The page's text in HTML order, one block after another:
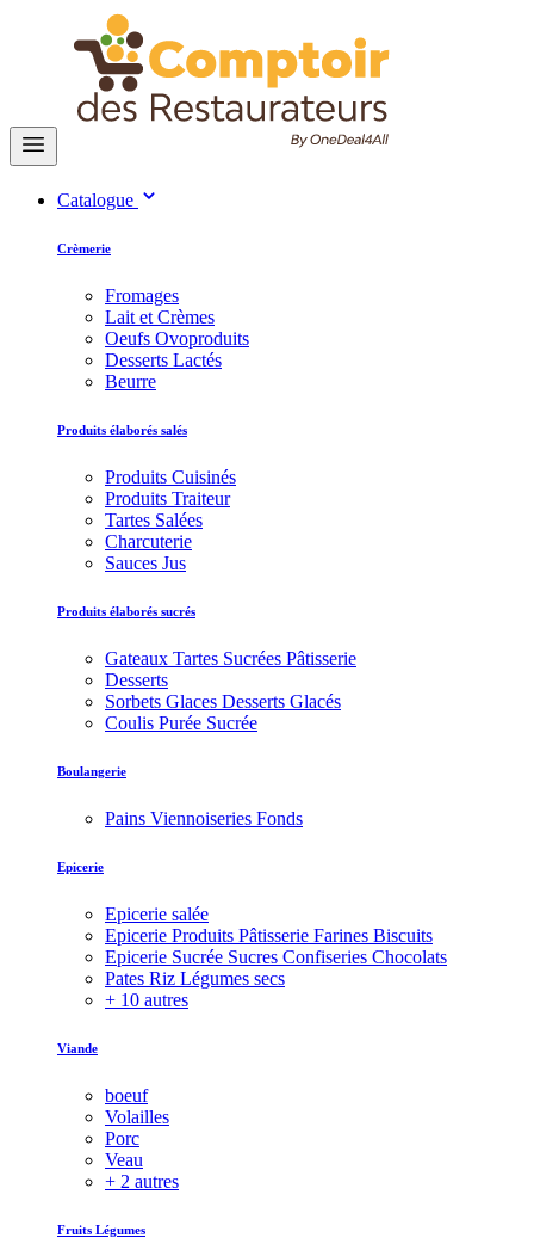
Catalogue
Crèmerie
Fromages
Lait et Crèmes
Oeufs Ovoproduits
Desserts Lactés
Beurre
Produits élaborés salés
Produits Cuisinés
Produits Traiteur
Tartes Salées
Charcuterie
Sauces Jus
Produits élaborés sucrés
Gateaux Tartes Sucrées Pâtisserie
Desserts
Sorbets Glaces Desserts Glacés
Coulis Purée Sucrée
Boulangerie
Pains Viennoiseries Fonds
Epicerie
Epicerie salée
Epicerie Produits Pâtisserie Farines Biscuits
Epicerie Sucrée Sucres Confiseries Chocolats
Pates Riz Légumes secs
+ 10 autres
Viande
boeuf
Volailles
Porc
Veau
+ 2 autres
Fruits Légumes